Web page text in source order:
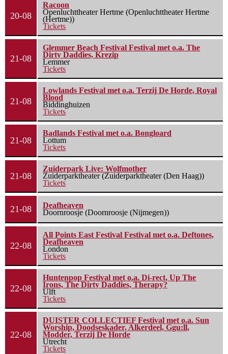
20-08
Racoon
Openluchttheater Hertme (Openluchttheater Hertme
(Hertme))
Tickets
21-08
Glemmer Beach Festival Festival met o.a. The
Dirty Daddies, Krezip
Lemmer
Tickets
21-08
Lowlands Festival met o.a. Terzij De Horde, Royal
Blood
Biddinghuizen
Tickets
21-08
Badlands Festival met o.a. Bongloard
Lottum
Tickets
21-08
Zuiderpark Live: Wolfmother
Zuiderparktheater (Zuiderparktheater (Den Haag))
Tickets
21-08
Deafheaven
Doornroosje (Doornroosje (Nijmegen))
22-08
All Points East Festival Festival met o.a. Deftones,
Deafheaven
London
Tickets
22-08
Huntenpop Festival met o.a. Di-rect, Up The
Irons, The Dirty Daddies, Therapy?
Ulft
Tickets
22-08
DUISTER COLLECTIEF Festival met o.a. Sun
Worship, Doodseskader, Alkerdeel, Ggu:ll,
Modder, Terzij De Horde
Utrecht
Tickets